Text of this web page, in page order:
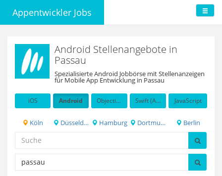
Appentwickler Jobs
Android Stellenangebote in
Passau
Spezialisierte Android Jobbörse mit Stellenanzeigen
für Mobile App Entwicklung in Passau
iOS Android Objective-C Swift (Apple programming language) JavaScript
Köln Düsseldorf Hamburg Dortmund Berlin